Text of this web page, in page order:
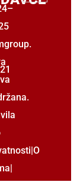
|O
|